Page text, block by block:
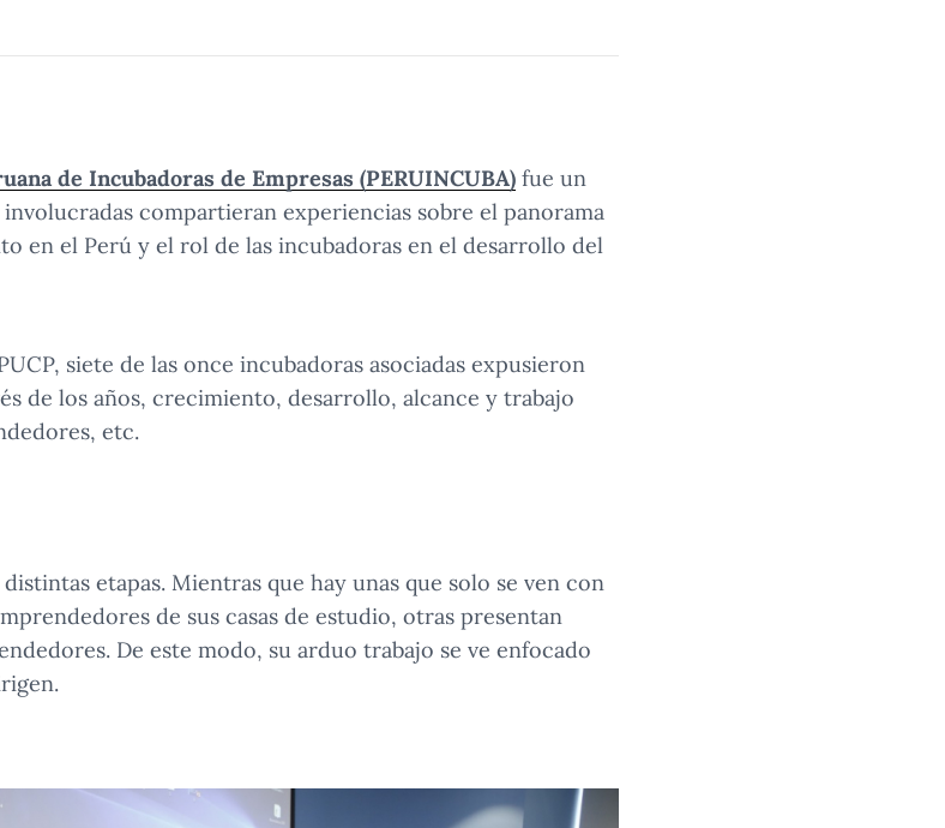
de Incubadoras de Empresas (PERUINCUBA) fue un
compartieran experiencias sobre el panorama
en el Perú y el rol de las incubadoras en el desarrollo del
siete de las once incubadoras asociadas expusieron
de los años, crecimiento, desarrollo, alcance y trabajo
etc.
etapas. Mientras que hay unas que solo se ven con
de sus casas de estudio, otras presentan
De este modo, su arduo trabajo se ve enfocado